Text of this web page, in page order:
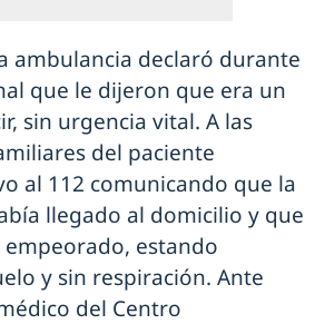
ambulancia declaró durante
que le dijeron que era un
sin urgencia vital. A las
del paciente
al 112 comunicando que la
llegado al domicilio y que
estando
y sin respiración. Ante
del Centro